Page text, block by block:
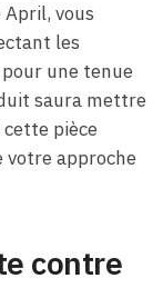
vous
les
une tenue
saura mettre
pièce
approche
contre